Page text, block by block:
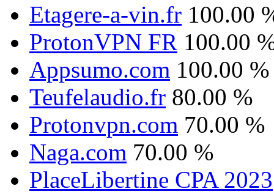
Etagere-a-vin.fr 100.00
ProtonVPN FR 100.00
Appsumo.com 100.00 %
Teufelaudio.fr 80.00 %
Protonvpn.com 70.00 %
Naga.com 70.00 %
PlaceLibertine CPA 2023